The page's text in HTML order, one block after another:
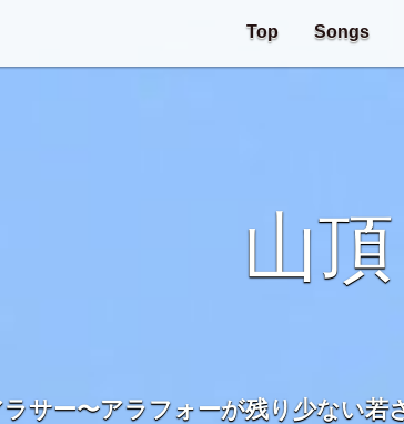
Top Songs
山
ラサー〜アラフォーが残り少ない